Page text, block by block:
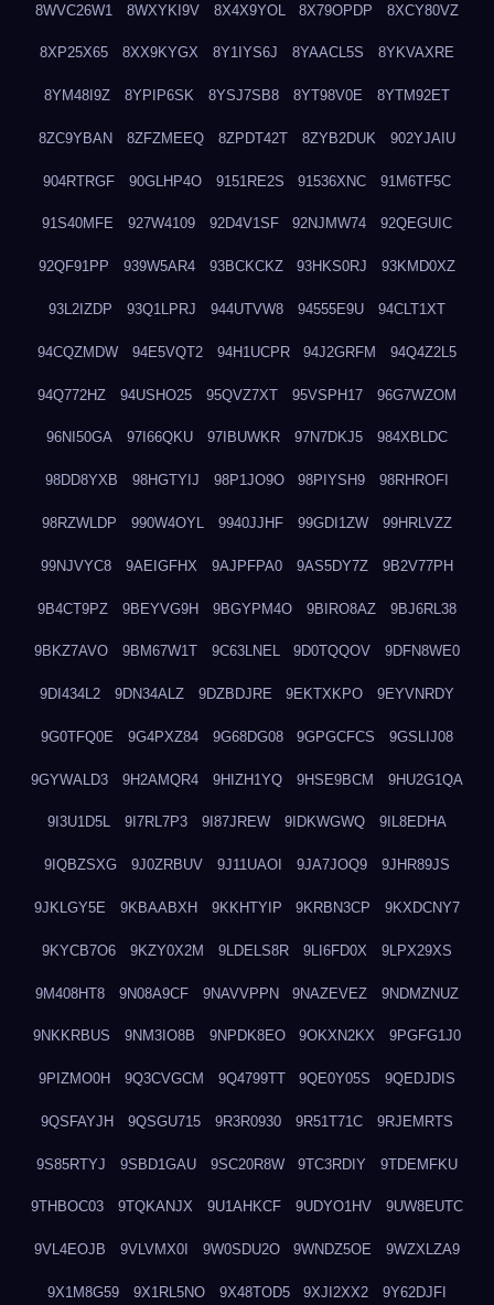
8WVC26W1 8WXYKI9V 8X4X9YOL 8X79OPDP 8XCY80VZ
8XP25X65 8XX9KYGX 8Y1IYS6J 8YAACL5S 8YKVAXRE
8YM48I9Z 8YPIP6SK 8YSJ7SB8 8YT98V0E 8YTM92ET
8ZC9YBAN 8ZFZMEEQ 8ZPDT42T 8ZYB2DUK 902YJAIU
904RTRGF 90GLHP4O 9151RE2S 91536XNC 91M6TF5C
91S40MFE 927W4109 92D4V1SF 92NJMW74 92QEGUIC
92QF91PP 939W5AR4 93BCKCKZ 93HKS0RJ 93KMD0XZ
93L2IZDP 93Q1LPRJ 944UTVW8 94555E9U 94CLT1XT
94CQZMDW 94E5VQT2 94H1UCPR 94J2GRFM 94Q4Z2L5
94Q772HZ 94USHO25 95QVZ7XT 95VSPH17 96G7WZOM
96NI50GA 97I66QKU 97IBUWKR 97N7DKJ5 984XBLDC
98DD8YXB 98HGTYIJ 98P1JO9O 98PIYSH9 98RHROFI
98RZWLDP 990W4OYL 9940JJHF 99GDI1ZW 99HRLVZZ
99NJVYC8 9AEIGFHX 9AJPFPA0 9AS5DY7Z 9B2V77PH
9B4CT9PZ 9BEYVG9H 9BGYPM4O 9BIRO8AZ 9BJ6RL38
9BKZ7AVO 9BM67W1T 9C63LNEL 9D0TQQOV 9DFN8WE0
9DI434L2 9DN34ALZ 9DZBDJRE 9EKTXKPO 9EYVNRDY
9G0TFQ0E 9G4PXZ84 9G68DG08 9GPGCFCS 9GSLIJ08
9GYWALD3 9H2AMQR4 9HIZH1YQ 9HSE9BCM 9HU2G1QA
9I3U1D5L 9I7RL7P3 9I87JREW 9IDKWGWQ 9IL8EDHA
9IQBZSXG 9J0ZRBUV 9J11UAOI 9JA7JOQ9 9JHR89JS
9JKLGY5E 9KBAABXH 9KKHTYIP 9KRBN3CP 9KXDCNY7
9KYCB7O6 9KZY0X2M 9LDELS8R 9LI6FD0X 9LPX29XS
9M408HT8 9N08A9CF 9NAVVPPN 9NAZEVEZ 9NDMZNUZ
9NKKRBUS 9NM3IO8B 9NPDK8EO 9OKXN2KX 9PGFG1J0
9PIZMO0H 9Q3CVGCM 9Q4799TT 9QE0Y05S 9QEDJDIS
9QSFAYJH 9QSGU715 9R3R0930 9R51T71C 9RJEMRTS
9S85RTYJ 9SBD1GAU 9SC20R8W 9TC3RDIY 9TDEMFKU
9THBOC03 9TQKANJX 9U1AHKCF 9UDYO1HV 9UW8EUTC
9VL4EOJB 9VLVMX0I 9W0SDU2O 9WNDZ5OE 9WZXLZA9
9X1M8G59 9X1RL5NO 9X48TOD5 9XJI2XX2 9Y62DJFI